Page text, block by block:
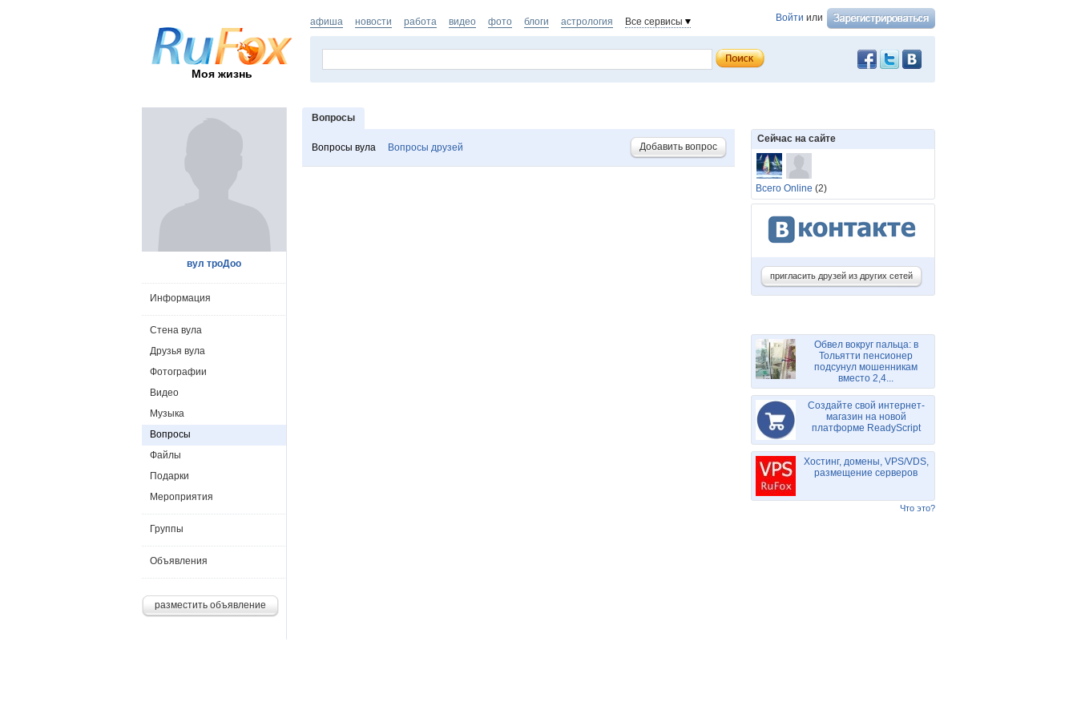
Моя жизнь
Войти или
афиша новости работа видео фото блоги астрология Все сервисы
Вопросы
Вопросы вула Вопросы друзей Добавить вопрос
вул троДоо
Информация
Стена вула
Друзья вула
Фотографии
Видео
Музыка
Вопросы
Файлы
Подарки
Мероприятия
Группы
Объявления
разместить объявление
Сейчас на сайте
Всего Online (2)
пригласить друзей из других сетей
Обвел вокруг пальца: в
Тольятти пенсионер
подсунул мошенникам
вместо 2,4...
Создайте свой интернет-
магазин на новой
платформе ReadyScript
Хостинг, домены, VPS/VDS,
размещение серверов
Что это?